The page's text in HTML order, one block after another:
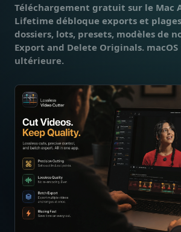
Téléchargement gratuit sur le Mac
Lifetime débloque exports et
dossiers, lots, presets, modèles de
Export and Delete Originals. macOS
ultérieure.